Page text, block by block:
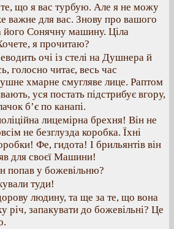
що я вас турбую. Але я не можу
важне для вас. Знову про вашого
його Сонячну машину. Ціла
я прочитаю?
очі із стелі на Душнера й
голосно читає, весь час
хмарне смугляве лице. Раптом
уся постать підстрибує вгору,
б’є по канапі.
лицемірна брехня! Він не
не безглузда коробка. Їхні
Фе, гидота! І брильянтів він
для своєї Машини!
попав у божевільню?
туди!
людину, та ще за те, що вона
річ, запакувати до божевільні? Це